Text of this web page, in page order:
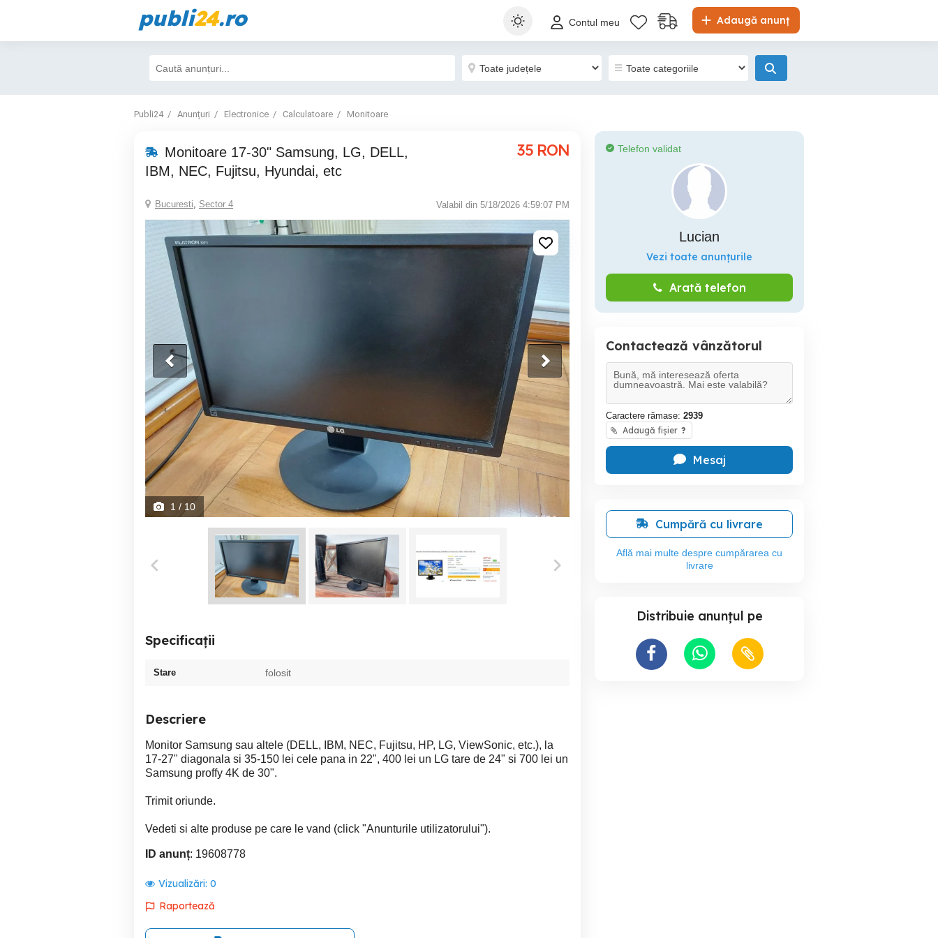
publi24.ro Adaugă anunț
Contul meu
Publi24 Anunțuri Electronice Calculatoare Monitoare
Monitoare 17-30" Samsung, LG, DELL,
IBM, NEC, Fujitsu, Hyundai, etc
35 RON
Bucuresti, Sector 4 Valabil din 5/18/2026 4:59:07 PM
1 / 10
Specificații
Stare folosit
Descriere
Monitor Samsung sau altele (DELL, IBM, NEC, Fujitsu, HP, LG, ViewSonic, etc.), la
17-27" diagonala si 35-150 lei cele pana in 22", 400 lei un LG tare de 24" si 700 lei un
Samsung proffy 4K de 30".
Trimit oriunde.
Vedeti si alte produse pe care le vand (click "Anunturile utilizatorului").
ID anunț: 19608778
Vizualizări: 0
Raportează
Telefon validat
Lucian
Vezi toate anunțurile
Arată telefon
Contactează vânzătorul
Caractere rămase: 2939
Adaugă fișier ?
Mesaj
Cumpără cu livrare
Află mai multe despre cumpărarea cu
livrare
Distribuie anunțul pe